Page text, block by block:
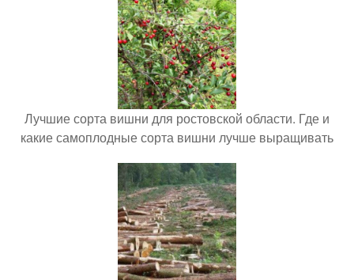
Лучшие сорта вишни для ростовской области. Где и
какие самоплодные сорта вишни лучше выращивать